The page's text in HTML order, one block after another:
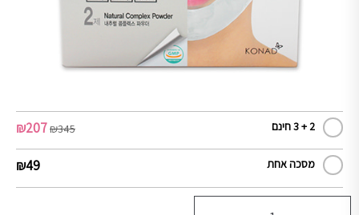
2 + 3 חינם ₪345
₪207
מסכה אחת ₪49